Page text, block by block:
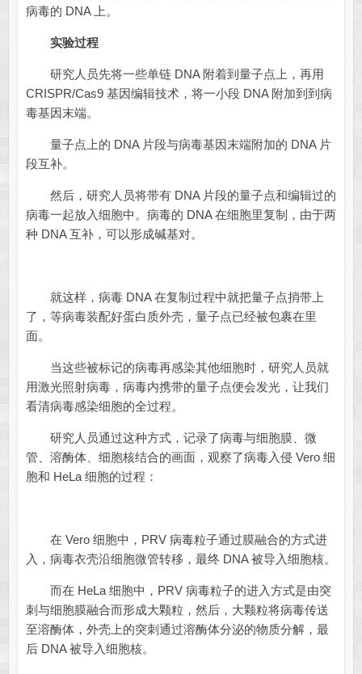
病毒的 DNA 上。
实验过程
研究人员先将一些单链 DNA 附着到量子点上，再用
CRISPR/Cas9 基因编辑技术，将一小段 DNA 附加到到病
毒基因末端。
量子点上的 DNA 片段与病毒基因末端附加的 DNA 片
段互补。
然后，研究人员将带有 DNA 片段的量子点和编辑过的
病毒一起放入细胞中。病毒的 DNA 在细胞里复制，由于两
种 DNA 互补，可以形成碱基对。
就这样，病毒 DNA 在复制过程中就把量子点捎带上
了，等病毒装配好蛋白质外壳，量子点已经被包裹在里
面。
当这些被标记的病毒再感染其他细胞时，研究人员就
用激光照射病毒，病毒内携带的量子点便会发光，让我们
看清病毒感染细胞的全过程。
研究人员通过这种方式，记录了病毒与细胞膜、微
管、溶酶体、细胞核结合的画面，观察了病毒入侵 Vero 细
胞和 HeLa 细胞的过程：
在 Vero 细胞中，PRV 病毒粒子通过膜融合的方式进
入，病毒衣壳沿细胞微管转移，最终 DNA 被导入细胞核。
而在 HeLa 细胞中，PRV 病毒粒子的进入方式是由突
刺与细胞膜融合而形成大颗粒，然后，大颗粒将病毒传送
至溶酶体，外壳上的突刺通过溶酶体分泌的物质分解，最
后 DNA 被导入细胞核。